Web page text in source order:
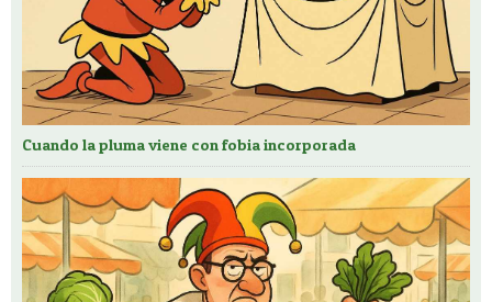
Cuando la pluma viene con fobia incorporada